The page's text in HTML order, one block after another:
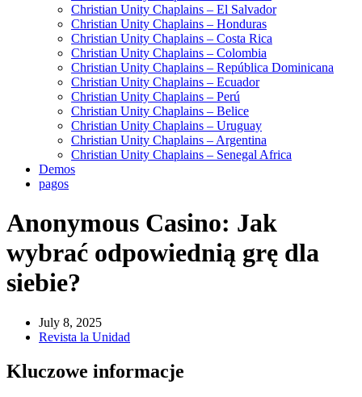
Christian Unity Chaplains – El Salvador
Christian Unity Chaplains – Honduras
Christian Unity Chaplains – Costa Rica
Christian Unity Chaplains – Colombia
Christian Unity Chaplains – República Dominicana
Christian Unity Chaplains – Ecuador
Christian Unity Chaplains – Perú
Christian Unity Chaplains – Belice
Christian Unity Chaplains – Uruguay
Christian Unity Chaplains – Argentina
Christian Unity Chaplains – Senegal Africa
Demos
pagos
Anonymous Casino: Jak
wybrać odpowiednią grę dla
siebie?
July 8, 2025
Revista la Unidad
Kluczowe informacje